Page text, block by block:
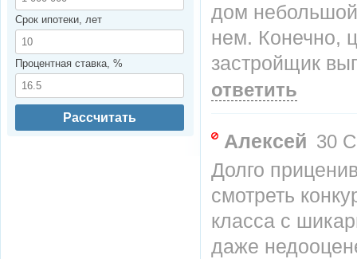
дом
нем. Конечно,
застройщик
ответить
Алексей 30
Долго
смотреть
класса с
даже
Срок ипотеки, лет
Процентная ставка, %
Рассчитать